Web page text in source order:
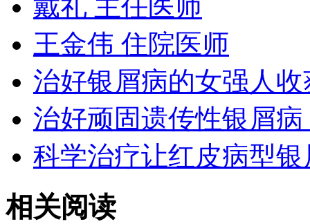
戴礼 主任医师
王金伟 住院医师
治好银屑病的女强人
治好顽固遗传性银屑
科学治疗让红皮病型
相关阅读